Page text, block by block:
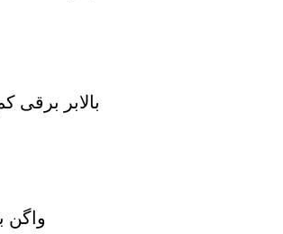
بالابر برقی
واگن